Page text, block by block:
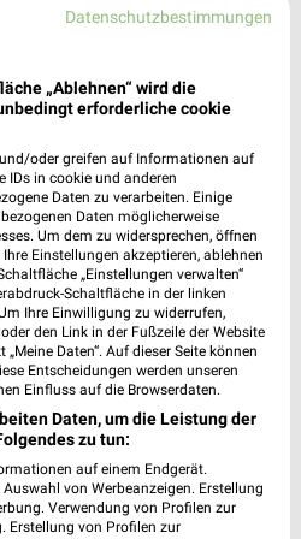
Camping-Urlaub" Themen
Datenschutzbestimmungen
„Ablehnen“ wird die
erforderliche cookie
oder greifen auf Informationen auf
IDs in cookie und anderen
Daten zu verarbeiten. Einige
Daten möglicherweise
Um dem zu widersprechen, öffnen
Ihre Einstellungen akzeptieren, ablehnen
„Einstellungen verwalten“
Schaltfläche in der linken
Ihre Einwilligung zu widerrufen,
den Link in der Fußzeile der Website
Daten“. Auf dieser Seite können
Entscheidungen werden unseren
Einfluss auf die Browserdaten.
Daten, um die Leistung der
zu tun:
auf einem Endgerät.
von Werbeanzeigen. Erstellung
Verwendung von Profilen zur
Erstellung von Profilen zur